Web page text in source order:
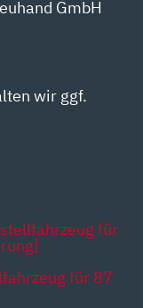
GmbH
wir ggf.
für
für 87